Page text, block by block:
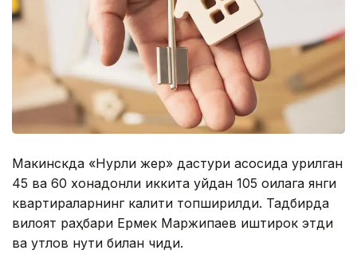
Макинскда «Нурли жер» дастури асосида қурилган
45 ва 60 хонадонли иккита уйдан 105 оилага янги
квартираларнинг калити топширилди. Тадбирда
вилоят раҳбари Ермек Маржиқпаев иштирок этди
ва қутлов нутқи билан чиқди.